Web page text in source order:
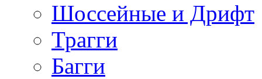
Шоссейные и Дрифт
Трагги
Багги